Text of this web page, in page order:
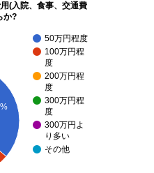
(入院、食事、交通費
か?
50万円程度
100万円程
度
200万円程
度
300万円程
度
300万円よ
り多い
その他